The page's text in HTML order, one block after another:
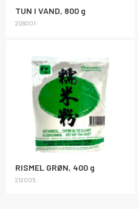
TUN I VAND, 800 g
208001
RISMEL GRØN, 400 g
212005